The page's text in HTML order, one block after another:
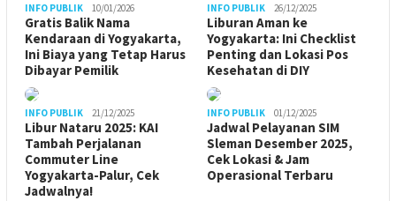
INFO PUBLIK 10/01/2026
Gratis Balik Nama
Kendaraan di Yogyakarta,
Ini Biaya yang Tetap Harus
Dibayar Pemilik
INFO PUBLIK 26/12/2025
Liburan Aman ke
Yogyakarta: Ini Checklist
Penting dan Lokasi Pos
Kesehatan di DIY
INFO PUBLIK 21/12/2025
Libur Nataru 2025: KAI
Tambah Perjalanan
Commuter Line
Yogyakarta-Palur, Cek
Jadwalnya!
INFO PUBLIK 01/12/2025
Jadwal Pelayanan SIM
Sleman Desember 2025,
Cek Lokasi & Jam
Operasional Terbaru